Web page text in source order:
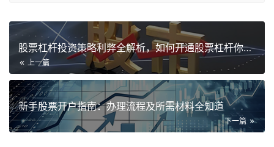
股票杠杆投资策略利弊全解析，如何开通股票杠杆你知道吗？
上一篇
新手股票开户指南：办理流程及所需材料全知道
下一篇